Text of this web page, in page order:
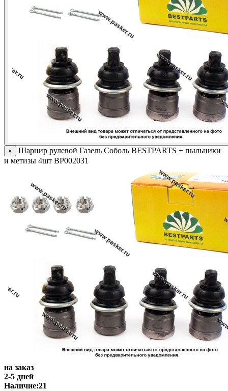
×
Шарнир рулевой Газель Соболь BESTPARTS + пыльники
и метизы 4шт BP002031
на заказ
2-5 дней
Наличие:21